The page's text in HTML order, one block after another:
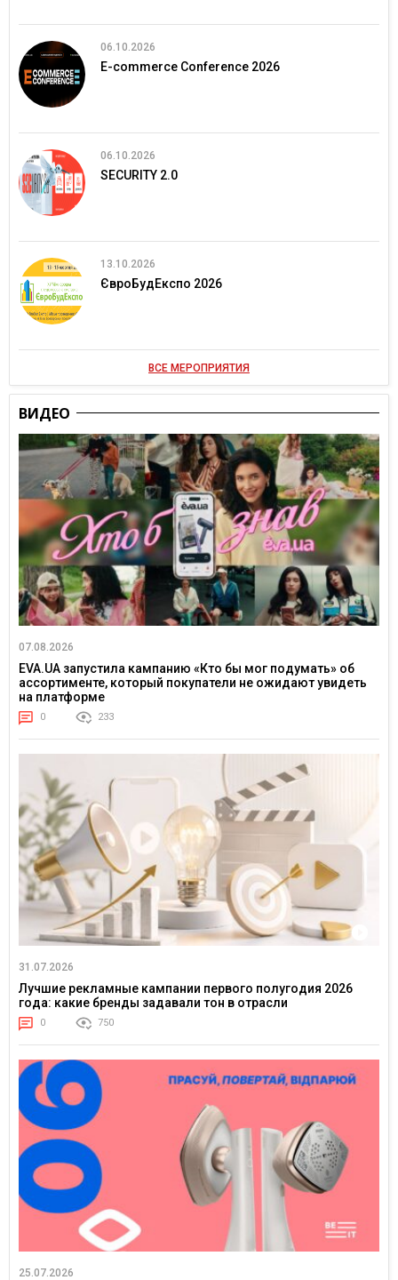
06.10.2026
E-commerce Conference 2026
06.10.2026
SECURITY 2.0
13.10.2026
ЄвроБудЕкспо 2026
ВСЕ МЕРОПРИЯТИЯ
ВИДЕО
07.08.2026
EVA.UA запустила кампанию «Кто бы мог подумать» об
ассортименте, который покупатели не ожидают увидеть
на платформе
0 233
31.07.2026
Лучшие рекламные кампании первого полугодия 2026
года: какие бренды задавали тон в отрасли
0 750
25.07.2026